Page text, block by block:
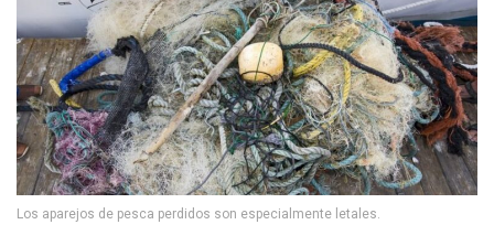
Los aparejos de pesca perdidos son especialmente letales.